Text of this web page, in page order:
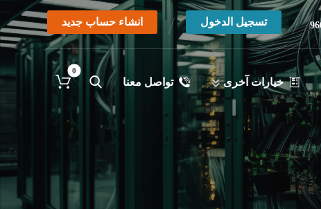
انشاء حساب جديد تسجيل الدخول
خيارات آخرى تواصل معنا